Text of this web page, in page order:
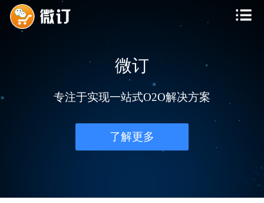
微订
专注于实现一站式O2O解决方案
了解更多